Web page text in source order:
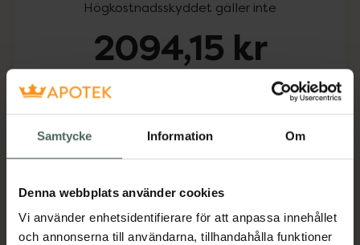
Samtycke Information Om
Denna webbplats använder cookies
Vi använder enhetsidentifierare för att anpassa innehållet
och annonserna till användarna, tillhandahålla funktioner
Högkostnadsskyddet gäller inte
2094,15 kr
Köp via ditt recept
Beskrivning Dölj